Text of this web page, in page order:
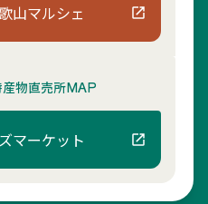
山マルシェ
物直売所MAP
マーケット